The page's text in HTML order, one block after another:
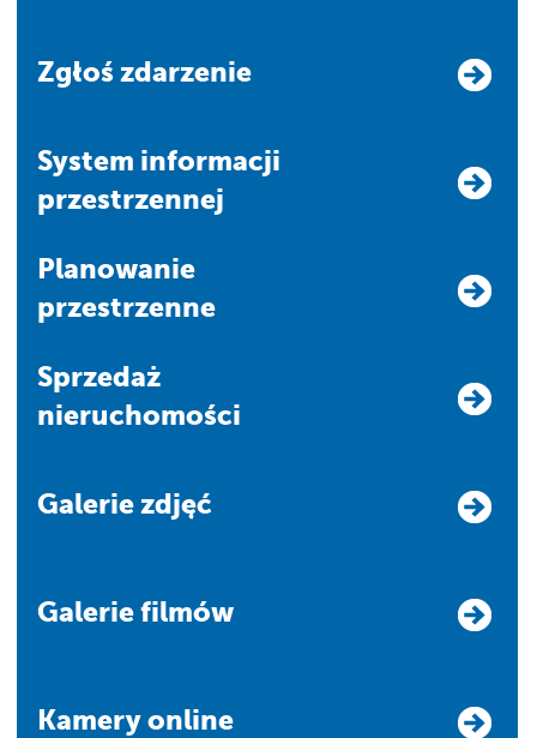
Zgłoś zdarzenie
system informacji
przestrzennej
Planowanie
przestrzenne
Sprzedaż
nieruchomości
Galerie zdjęć
Galerie filmów
Kamery online